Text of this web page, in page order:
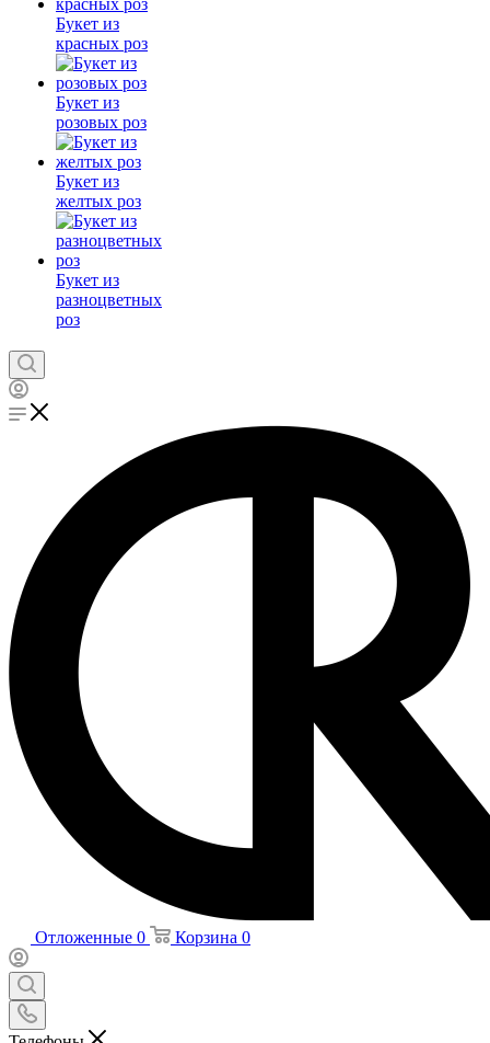
Букет из
красных роз
Букет из
розовых роз
Букет из
желтых роз
Букет из
разноцветных
роз
Отложенные 0 Корзина 0